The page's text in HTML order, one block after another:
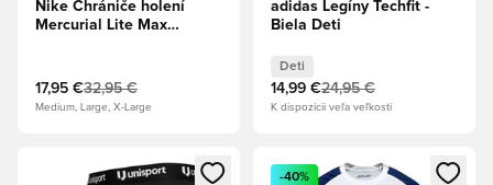
Nike Chrániče holení
Mercurial Lite Max
17,95 €32,95 €
Medium, Large, X-Large
adidas Legíny Techfit -
Biela Deti
Deti
14,99 €24,95 €
K dispozícii veľa veľkostí
Otvorí modál na prihlásenie alebo registráciu ako člen
Otvorí modál na prihlásenie
-40%